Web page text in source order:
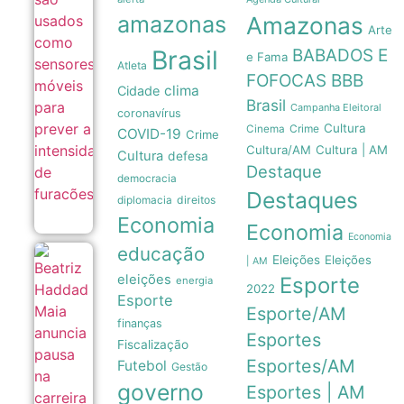
móveis
intensidade
furacões
08/08
Beatriz
Haddad
Maia
anuncia
pausa
carreira
afasta-
se das
amazonas
Atleta Brasil
Cidade clima
coronavírus
COVID-19 Crime
Cultura defesa
democracia
diplomacia direitos
Economia
educação
eleições energia
Esporte
finanças
Fiscalização
Futebol Gestão
governo
Amazonas Arte
e Fama BABADOS E
FOFOCAS BBB
Brasil Campanha Eleitoral
Cinema Crime Cultura
Cultura/AM Cultura | AM
Destaque
Destaques
Economia Economia
| AM Eleições Eleições
2022 Esporte
Esporte/AM
Esportes
Esportes/AM
Esportes | AM